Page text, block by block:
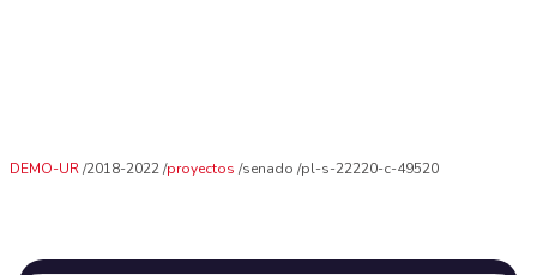
DEMO-UR 2018-2022 proyectos senado pl-s-22220-c-49520